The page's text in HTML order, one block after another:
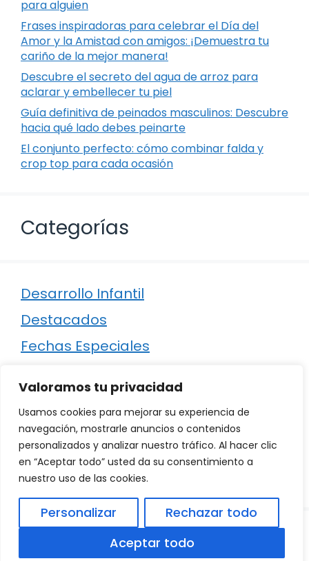
Valoramos tu privacidad
Usamos cookies para mejorar su experiencia de
navegación, mostrarle anuncios o contenidos
personalizados y analizar nuestro tráfico. Al hacer clic
en “Aceptar todo” usted da su consentimiento a
nuestro uso de las cookies.
Personalizar
Rechazar todo
Aceptar todo
para alguien
Frases inspiradoras para celebrar el Día del
Amor y la Amistad con amigos: ¡Demuestra tu
cariño de la mejor manera!
Descubre el secreto del agua de arroz para
aclarar y embellecer tu piel
Guía definitiva de peinados masculinos: Descubre
hacia qué lado debes peinarte
El conjunto perfecto: cómo combinar falda y
crop top para cada ocasión
Categorías
Desarrollo Infantil
Destacados
Fechas Especiales
Poesía
Regalos
Relaciones
Ropa
Política de Privacidad Aviso Legal|
Política de Cookies